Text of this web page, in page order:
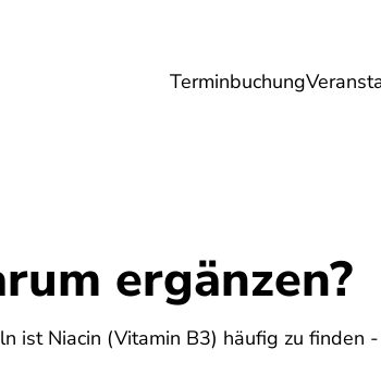
Terminbuchung
Gesundheit Energie
ergänzen?
ist Niacin (Vitamin B3) häufig zu finden